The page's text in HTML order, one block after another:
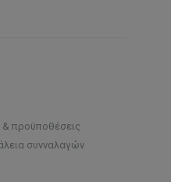
& προϋποθέσεις
συνναλαγών